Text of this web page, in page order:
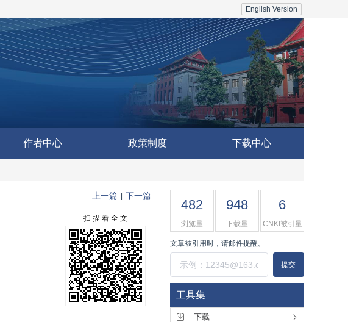
English Version
作者中心 政策制度 下载中心
上一篇 下一篇
扫 描 看 全 文
482
浏览量
948
下载量
6
CNKI被引量
文章被引用时，请邮件提醒。
提交
工具集
下载